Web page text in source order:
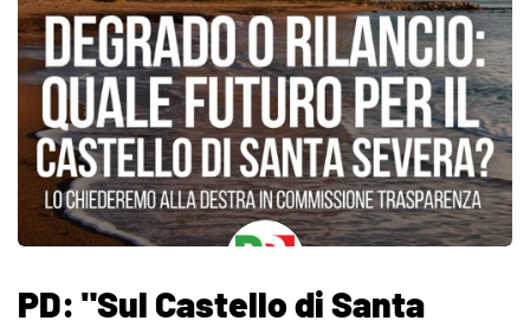
PD: "Sul Castello di Santa